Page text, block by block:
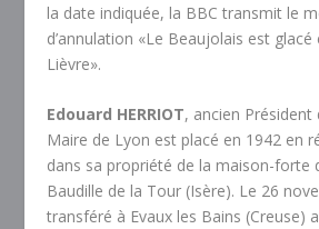
la date indiquée, la BBC transmit le
d’annulation «Le Beaujolais est
Lièvre».
Edouard HERRIOT, ancien Président
Maire de Lyon est placé en 1942 en
dans sa propriété de la maison-forte
Baudille de la Tour (Isère). Le 26
transféré à Evaux les Bains (Creuse)